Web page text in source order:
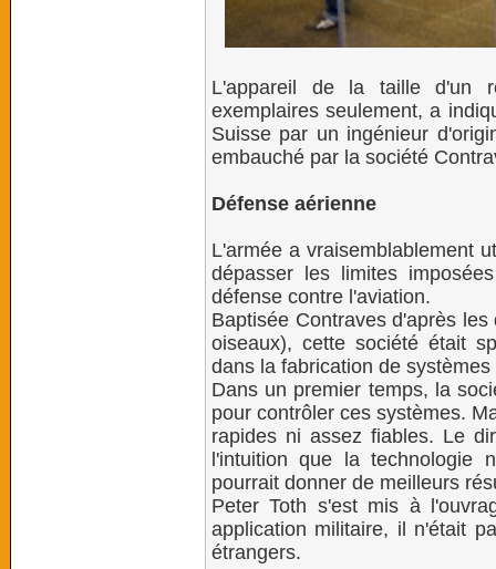
L'appareil de la taille d'un
exemplaires seulement, a
Suisse par un ingénieur
embauché par la société
Défense aérienne
L'armée a vraisemblablement
dépasser les limites
défense contre l'aviation.
Baptisée Contraves d'après
oiseaux), cette société était
dans la fabrication de
Dans un premier temps, la
pour contrôler ces systèmes.
rapides ni assez fiables. Le
l'intuition que la technologie
pourrait donner de meilleurs
Peter Toth s'est mis à
application militaire, il n'était
étrangers.